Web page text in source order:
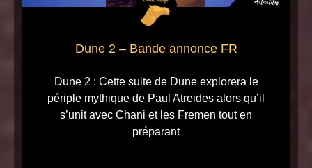
Dune 2 – Bande annonce FR
Dune 2 : Cette suite de Dune explorera le
périple mythique de Paul Atreides alors qu’il
s’unit avec Chani et les Fremen tout en
préparant